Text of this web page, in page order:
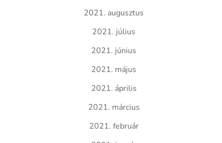
2021. augusztus
2021. július
2021. június
2021. május
2021. április
2021. március
2021. február